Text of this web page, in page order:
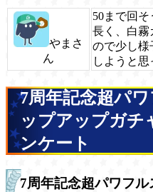
やまさ
ん
50まで回
長く、白霧
ので少し様
しようと思
7周年記念超パ
ップアップガチ
ンケート
7周年記念超パワフ